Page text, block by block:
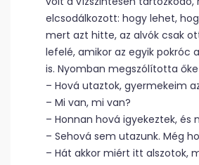
elcsodálkozott: hogy lehet,
mert azt hitte, az alvók csak
lefelé, amikor az egyik pokróc
is. Nyomban megszólította
– Hová utaztok, gyermekeim
– Mi van, mi van?
– Honnan hová igyekeztek,
– Sehová sem utazunk. Még
– Hát akkor miért itt alszotok,